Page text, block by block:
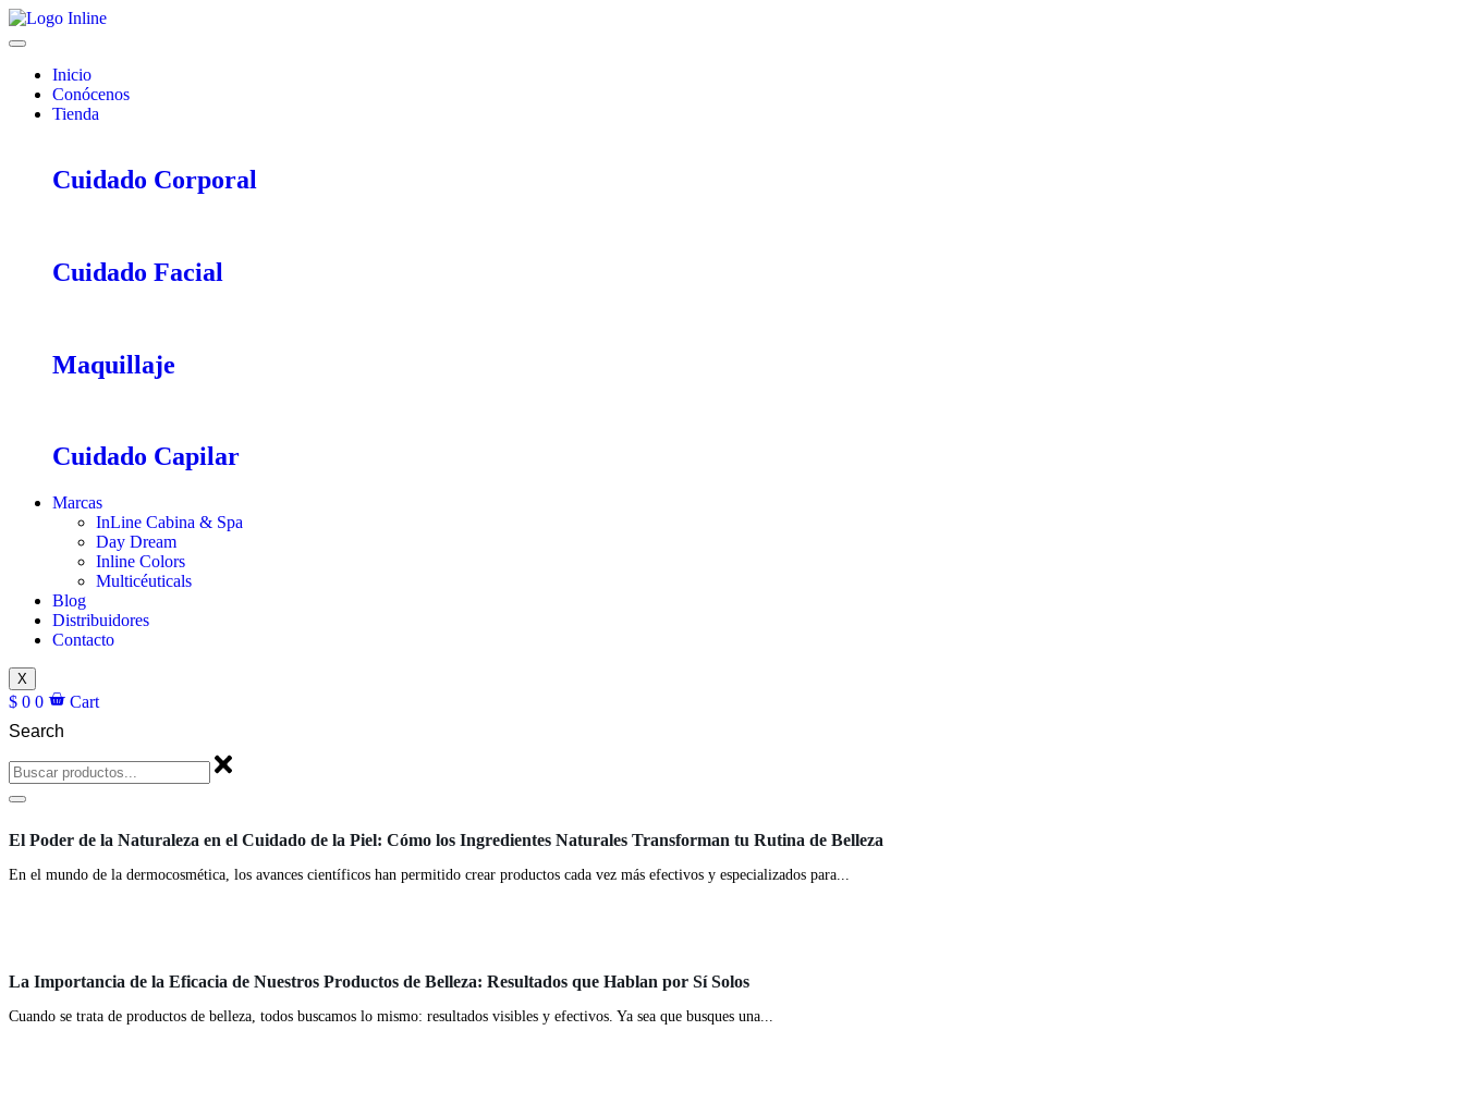
Ir
al
Inicio
Conócenos
Tienda
Cuidado Corporal
Cuidado Facial
Maquillaje
Cuidado Capilar
Marcas
InLine Cabina & Spa
Day Dream
Inline Colors
Multicéuticals
Blog
Distribuidores
Contacto
X
$ 0 0
Cart
Search
El Poder de la Naturaleza en el Cuidado de la Piel: Cómo los Ingredientes Naturales Transforman tu Rutina de Belleza
En el mundo de la dermocosmética, los avances científicos han permitido crear productos cada vez más efectivos y especializados para...
La Importancia de la Eficacia de Nuestros Productos de Belleza: Resultados que Hablan por Sí Solos
Cuando se trata de productos de belleza, todos buscamos lo mismo: resultados visibles y efectivos. Ya sea que busques una...